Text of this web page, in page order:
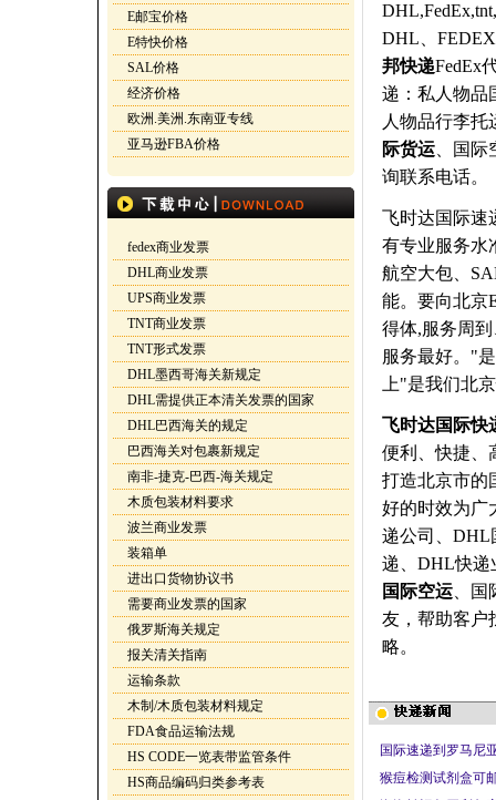
E邮宝价格
E特快价格
SAL价格
经济价格
欧洲.美洲.东南亚专线
亚马逊FBA价格
fedex商业发票
DHL商业发票
UPS商业发票
TNT商业发票
TNT形式发票
DHL墨西哥海关新规定
DHL需提供正本清关发票的国家
DHL巴西海关的规定
巴西海关对包裹新规定
南非-捷克-巴西-海关规定
木质包装材料要求
波兰商业发票
装箱单
进出口货物协议书
需要商业发票的国家
俄罗斯海关规定
报关清关指南
运输条款
木制/木质包装材料规定
FDA食品运输法规
HS CODE一览表带监管条件
HS商品编码归类参考表
DHL,FedEx,tnt,
DHL、
邦快递FedEx
递：私人物品
人物品行李托
际货运 、国
询联系电话。
飞时达国际速
有专业服务水
航空大包、
能。要向北京
得体,服务周
服务最好。"
上"是我们北
飞时达国际快
便利、快捷、
打造北京市的
好的时效为广
递公司、DHL
递、DHL快递
国际空运 、国
友，帮助客户
略。
国际速递到罗马尼
猴痘检测试剂盒可